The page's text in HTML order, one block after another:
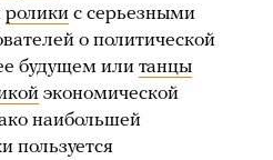
ролики с серьезными
о политической
будущем или танцы
экономической
наибольшей
пользуется